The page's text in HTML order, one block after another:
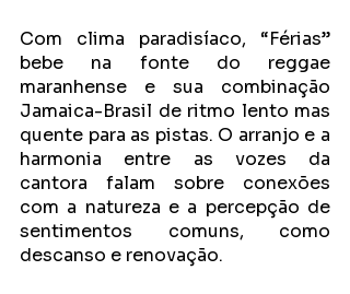
Com clima paradisíaco, “Férias”
bebe na fonte do reggae
maranhense e sua combinação
Jamaica-Brasil de ritmo lento mas
quente para as pistas. O arranjo e a
harmonia entre as vozes da
cantora falam sobre conexões
com a natureza e a percepção de
sentimentos comuns, como
descanso e renovação.